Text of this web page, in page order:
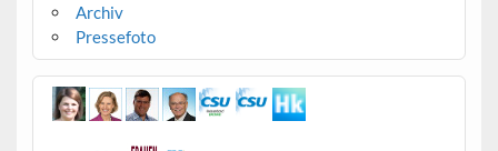
Archiv
Pressefoto